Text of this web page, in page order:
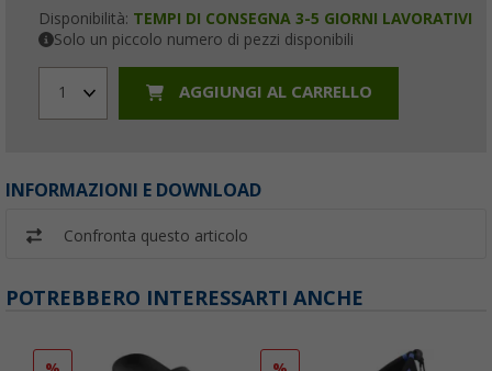
Disponibilità: TEMPI DI CONSEGNA 3-5 GIORNI LAVORATIVI
Solo un piccolo numero di pezzi disponibili
1 AGGIUNGI AL CARRELLO
INFORMAZIONI E DOWNLOAD
Confronta questo articolo
POTREBBERO INTERESSARTI ANCHE